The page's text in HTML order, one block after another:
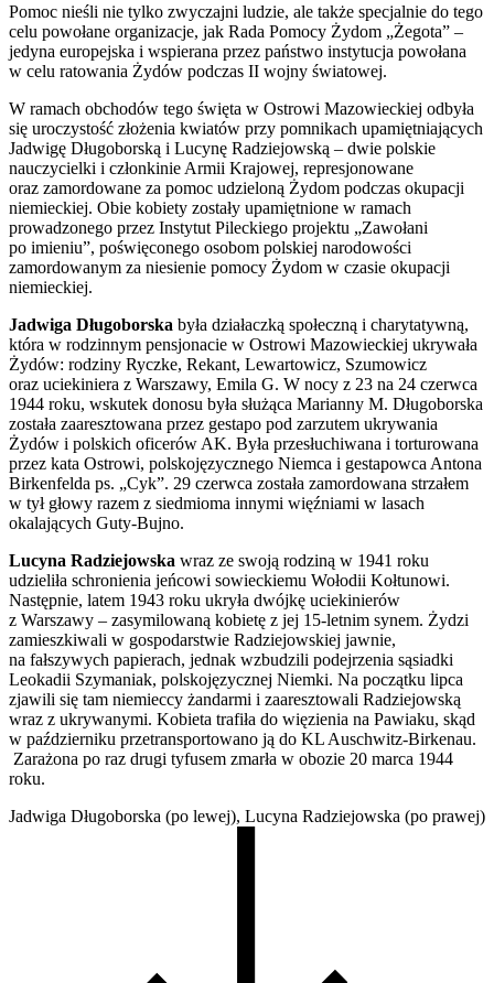
Pomoc nieśli nie tylko zwyczajni ludzie, ale także specjalnie do tego
celu powołane organizacje, jak Rada Pomocy Żydom „Żegota” –
jedyna europejska i wspierana przez państwo instytucja powołana
w celu ratowania Żydów podczas II wojny światowej.
W ramach obchodów tego święta w Ostrowi Mazowieckiej odbyła
się uroczystość złożenia kwiatów przy pomnikach upamiętniających
Jadwigę Długoborską i Lucynę Radziejowską – dwie polskie
nauczycielki i członkinie Armii Krajowej, represjonowane
oraz zamordowane za pomoc udzieloną Żydom podczas okupacji
niemieckiej. Obie kobiety zostały upamiętnione w ramach
prowadzonego przez Instytut Pileckiego projektu „Zawołani
po imieniu”, poświęconego osobom polskiej narodowości
zamordowanym za niesienie pomocy Żydom w czasie okupacji
niemieckiej.
Jadwiga Długoborska była działaczką społeczną i charytatywną,
która w rodzinnym pensjonacie w Ostrowi Mazowieckiej ukrywała
Żydów: rodziny Ryczke, Rekant, Lewartowicz, Szumowicz
oraz uciekiniera z Warszawy, Emila G. W nocy z 23 na 24 czerwca
1944 roku, wskutek donosu była służąca Marianny M. Długoborska
została zaaresztowana przez gestapo pod zarzutem ukrywania
Żydów i polskich oficerów AK. Była przesłuchiwana i torturowana
przez kata Ostrowi, polskojęzycznego Niemca i gestapowca Antona
Birkenfelda ps. „Cyk”. 29 czerwca została zamordowana strzałem
w tył głowy razem z siedmioma innymi więźniami w lasach
okalających Guty-Bujno.
Lucyna Radziejowska wraz ze swoją rodziną w 1941 roku
udzieliła schronienia jeńcowi sowieckiemu Wołodii Kołtunowi.
Następnie, latem 1943 roku ukryła dwójkę uciekinierów
z Warszawy – zasymilowaną kobietę z jej 15-letnim synem. Żydzi
zamieszkiwali w gospodarstwie Radziejowskiej jawnie,
na fałszywych papierach, jednak wzbudzili podejrzenia sąsiadki
Leokadii Szymaniak, polskojęzycznej Niemki. Na początku lipca
zjawili się tam niemieccy żandarmi i zaaresztowali Radziejowską
wraz z ukrywanymi. Kobieta trafiła do więzienia na Pawiaku, skąd
w październiku przetransportowano ją do KL Auschwitz-Birkenau.
Zarażona po raz drugi tyfusem zmarła w obozie 20 marca 1944
roku.
Jadwiga Długoborska (po lewej), Lucyna Radziejowska (po prawej)